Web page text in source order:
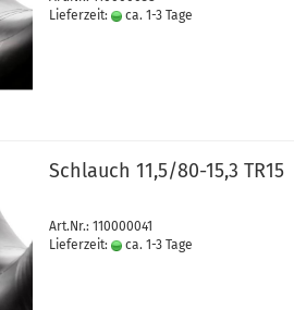
Lieferzeit:
ca. 1-3 Tage
Schlauch 11,5/80-15,3 TR15
Art.Nr.: 110000041
Lieferzeit:
ca. 1-3 Tage